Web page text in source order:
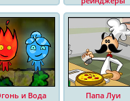
и Вода Папа Луи